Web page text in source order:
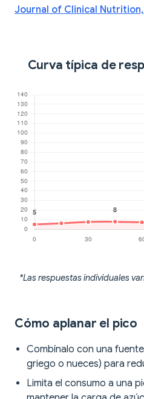
Journal of Clinical Nutrition,
Curva típica de
*Las respuestas individuales
Cómo aplanar el pico
Combínalo con una
griego o nueces) para
Limita el consumo a una